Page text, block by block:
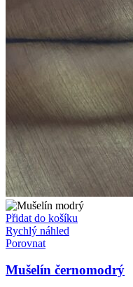
Přidat do košíku
Rychlý náhled
Porovnat
Mušelín černomodrý